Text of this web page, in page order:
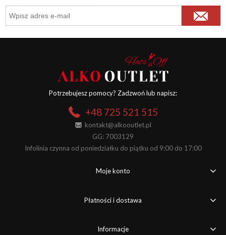
Potrzebujesz pomocy? Zadzwoń lub napisz:
+48 725 521 515
kontakt@alkooutlet.pl
GG: 7003129
Infolinia czynna od poniedziałku do piątku od 9:00 do 17:00
Moje konto
Płatności i dostawa
Informacje